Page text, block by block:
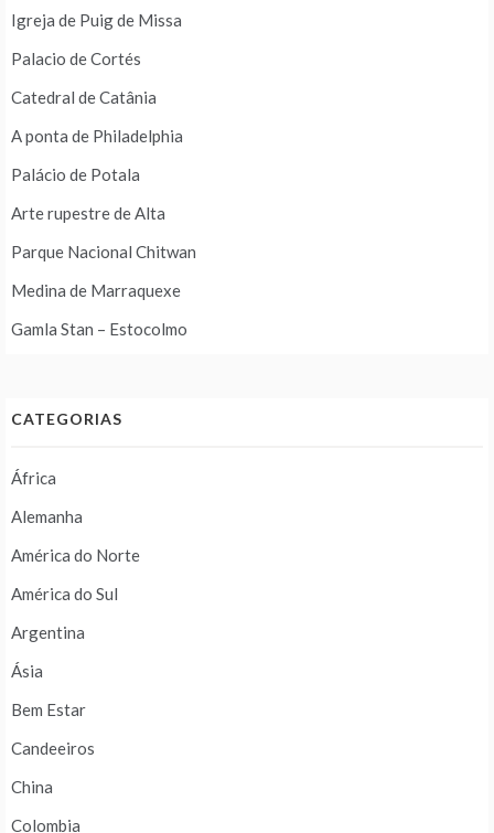
Igreja de Puig de Missa
Palacio de Cortés
Catedral de Catânia
A ponta de Philadelphia
Palácio de Potala
Arte rupestre de Alta
Parque Nacional Chitwan
Medina de Marraquexe
Gamla Stan – Estocolmo
CATEGORIAS
África
Alemanha
América do Norte
América do Sul
Argentina
Ásia
Bem Estar
Candeeiros
China
Colombia